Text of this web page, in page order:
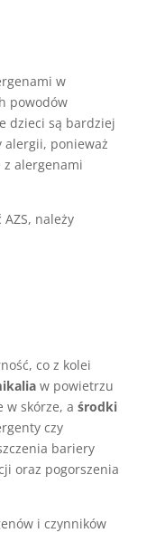
w
powodów
dzieci są bardziej
alergii, ponieważ
alergenami
należy
co z kolei
w powietrzu
w skórze, a środki
czy
bariery
oraz pogorszenia
i czynników